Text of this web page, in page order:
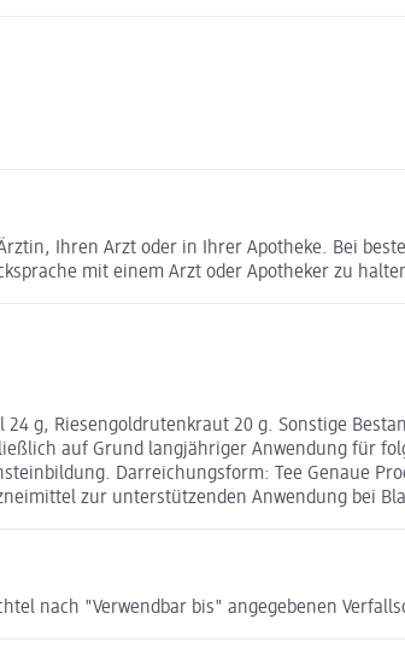
Ihren Arzt oder in Ihrer Apotheke. Bei
mit einem Arzt oder Apotheker zu
g, Riesengoldrutenkraut 20 g. Sonstige
auf Grund langjähriger Anwendung für
Darreichungsform: Tee Genaue
zur unterstützenden Anwendung bei
nach "Verwendbar bis" angegebenen